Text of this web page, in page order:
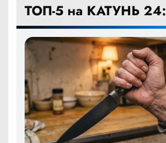
ТОП-5 на КАТУНЬ 24: